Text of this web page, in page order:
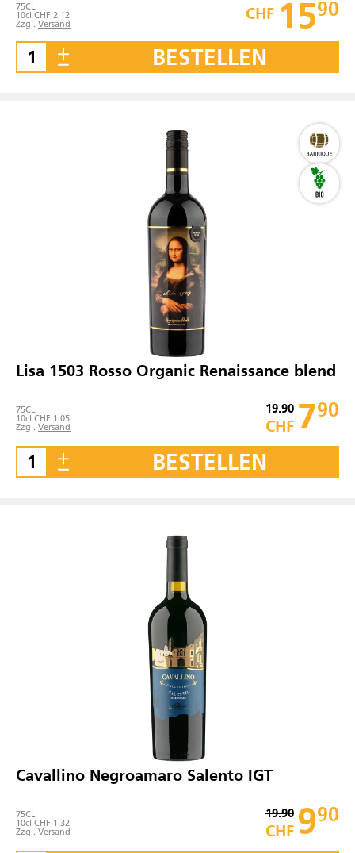
75CL
10cl CHF 2.12
Zzgl. Versand
CHF 1590
BESTELLEN
Lisa 1503 Rosso Organic Renaissance blend
75CL
10cl CHF 1.05
Zzgl. Versand
19.90
CHF 790
BESTELLEN
Cavallino Negroamaro Salento IGT
75CL
10cl CHF 1.32
Zzgl. Versand
19.90
CHF 990